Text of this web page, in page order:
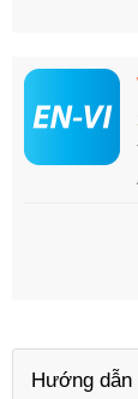
Hướng